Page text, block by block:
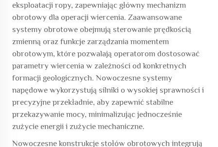
eksploatacji ropy, zapewniając główny mechanizm
obrotowy dla operacji wiercenia. Zaawansowane
systemy obrotowe obejmują sterowanie prędkością
zmienną oraz funkcje zarządzania momentem
obrotowym, które pozwalają operatorom dostosować
parametry wiercenia w zależności od konkretnych
formacji geologicznych. Nowoczesne systemy
napędowe wykorzystują silniki o wysokiej sprawności i
precyzyjne przekładnie, aby zapewnić stabilne
przekazywanie mocy, minimalizując jednocześnie
zużycie energii i zużycie mechaniczne.
Nowoczesne konstrukcje stołów obrotowych integrują